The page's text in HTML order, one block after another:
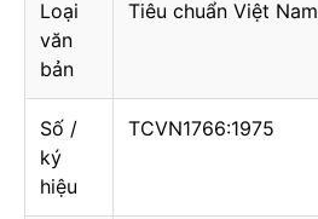
Loại
văn
bản
Tiêu chuẩn Việt Nam
Số /
ký
hiệu
TCVN1766:1975